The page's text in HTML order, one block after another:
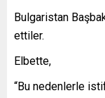
Bulgaristan
ettiler.
Elbette,
“Bu nedenlerle